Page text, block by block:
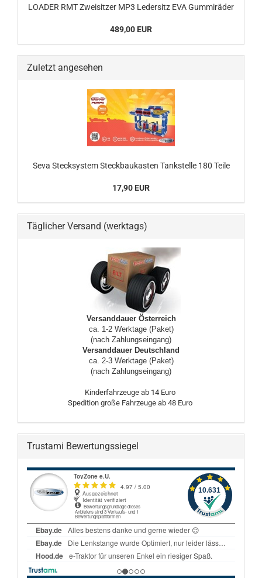
LOADER RMT Zweisitzer MP3 Ledersitz EVA Gummiräder
489,00 EUR
Zuletzt angesehen
Seva Stecksystem Steckbaukasten Tankstelle 180 Teile
17,90 EUR
Täglicher Versand (werktags)
Versanddauer Österreich
ca. 1-2 Werktage (Paket)
(nach Zahlungseingang)
Versanddauer Deutschland
ca. 2-3 Werktage (Paket)
(nach Zahlungseingang)
Kinderfahrzeuge ab 14 Euro
Spedition große Fahrzeuge ab 48 Euro
Trustami Bewertungssiegel